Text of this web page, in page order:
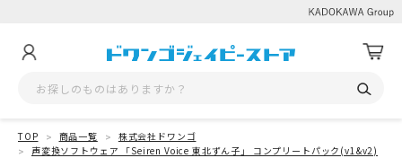
TOP 商品一覧
株式会社ドワンゴ
声変換ソフトウェア 「Seiren Voice 東北ずん子」 コンプリートパック(v1&v2)